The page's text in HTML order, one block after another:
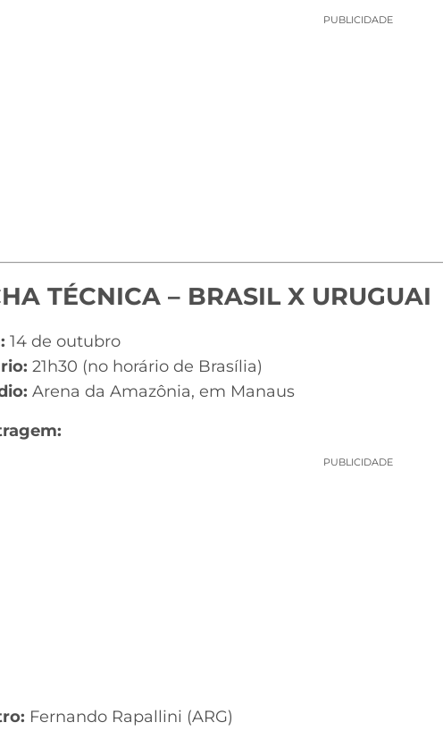
PUBLICIDADE
TÉCNICA – BRASIL X URUGUAI
14 de outubro
21h30 (no horário de Brasília)
Arena da Amazônia, em Manaus
PUBLICIDADE
Fernando Rapallini (ARG)